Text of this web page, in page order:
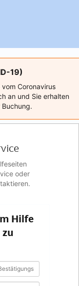
19)
Coronavirus
an und Sie erhalten
oder
Hilfe